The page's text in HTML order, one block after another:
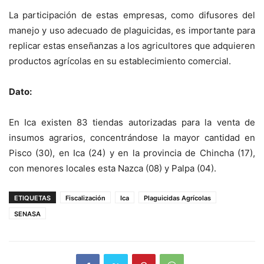
La participación de estas empresas, como difusores del
manejo y uso adecuado de plaguicidas, es importante para
replicar estas enseñanzas a los agricultores que adquieren
productos agrícolas en su establecimiento comercial.
Dato:
En Ica existen 83 tiendas autorizadas para la venta de
insumos agrarios, concentrándose la mayor cantidad en
Pisco (30), en Ica (24) y en la provincia de Chincha (17),
con menores locales esta Nazca (08) y Palpa (04).
ETIQUETAS Fiscalización Ica
Plaguicidas Agrícolas
SENASA